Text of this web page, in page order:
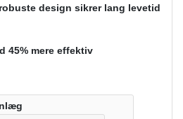
design sikrer lang levetid
45% mere effektiv